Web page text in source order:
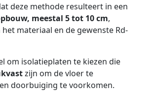
deze methode resulteert in een
meestal 5 tot 10 cm,
materiaal en de gewenste Rd-
om isolatieplaten te kiezen die
zijn om de vloer te
doorbuiging te voorkomen.